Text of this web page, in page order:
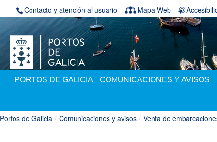
Saltar al contenido
Contacto y atención al usuario Mapa Web
PORTOS DE GALICIA COMUNICACIONES Y AVISOS
Portos de Galicia / Comunicaciones y avisos / Venta de